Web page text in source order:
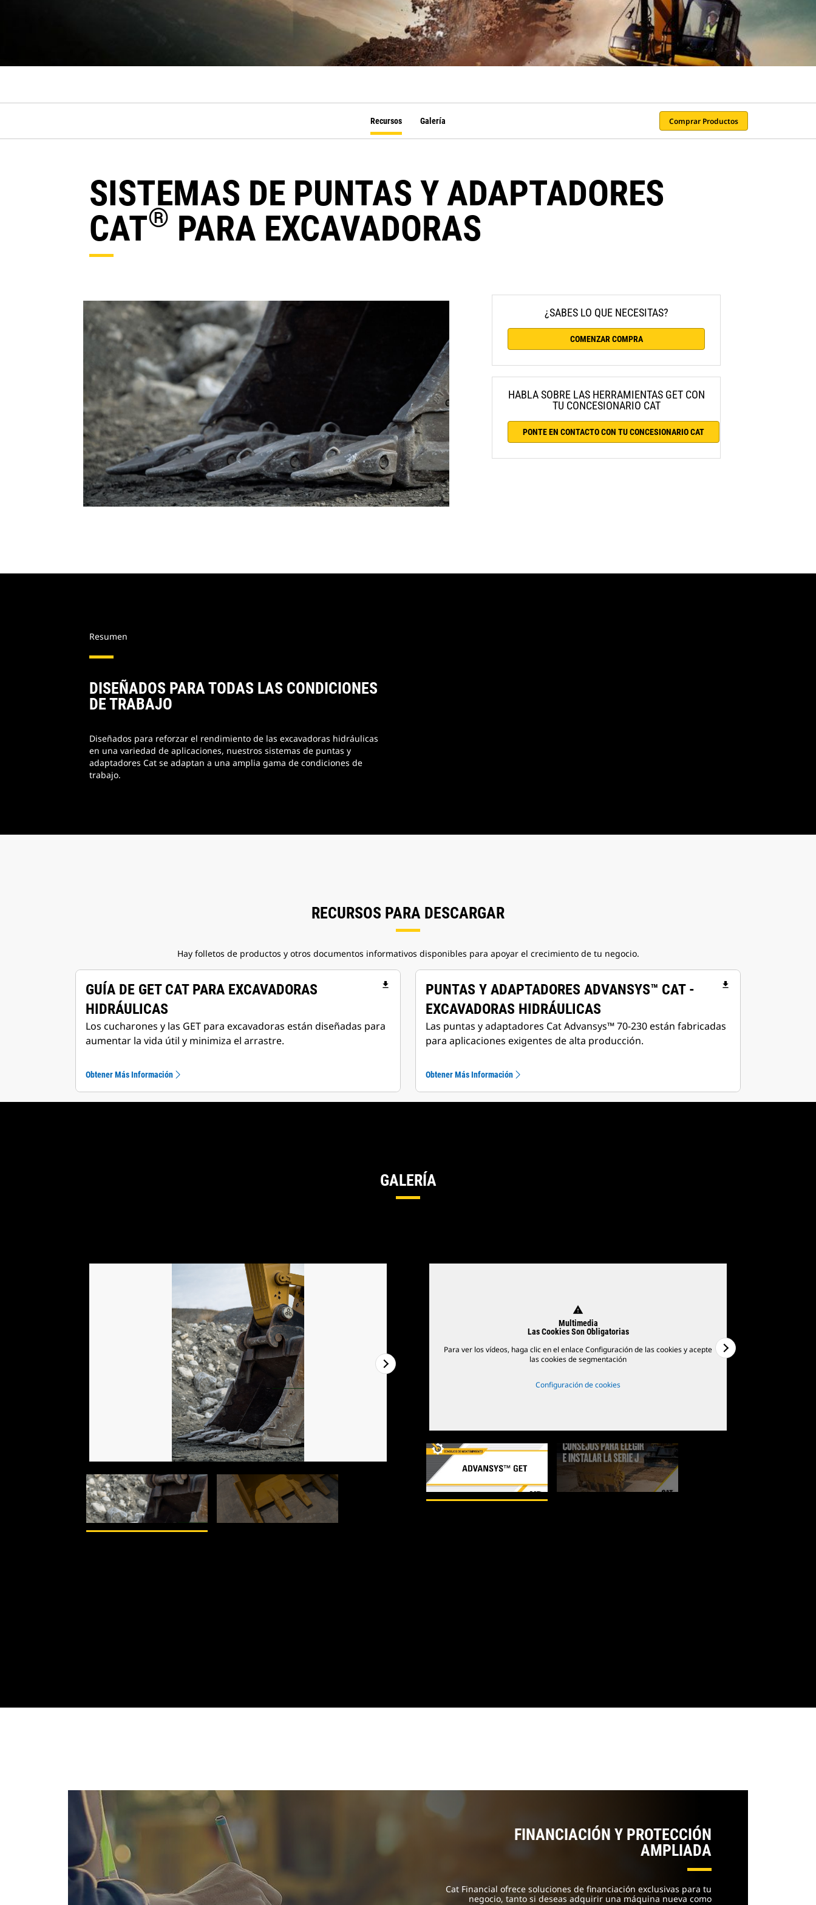
Recursos Galería Comprar Productos
SISTEMAS DE PUNTAS Y ADAPTADORES
CAT® PARA EXCAVADORAS
¿SABES LO QUE NECESITAS?
COMENZAR COMPRA
HABLA SOBRE LAS HERRAMIENTAS GET CON
TU CONCESIONARIO CAT
PONTE EN CONTACTO CON TU CONCESIONARIO CAT
Resumen
DISEÑADOS PARA TODAS LAS CONDICIONES
DE TRABAJO
Diseñados para reforzar el rendimiento de las excavadoras hidráulicas
en una variedad de aplicaciones, nuestros sistemas de puntas y
adaptadores Cat se adaptan a una amplia gama de condiciones de
trabajo.
RECURSOS PARA DESCARGAR
Hay folletos de productos y otros documentos informativos disponibles para apoyar el crecimiento de tu negocio.
GUÍA DE GET CAT PARA EXCAVADORAS
HIDRÁULICAS
file_download
Los cucharones y las GET para excavadoras están diseñadas para
aumentar la vida útil y minimiza el arrastre.
Obtener Más Información
PUNTAS Y ADAPTADORES ADVANSYS™ CAT -
EXCAVADORAS HIDRÁULICAS
file_download
Las puntas y adaptadores Cat Advansys™ 70-230 están fabricadas
para aplicaciones exigentes de alta producción.
Obtener Más Información
GALERÍA
warning
Multimedia
Las Cookies Son Obligatorias
Para ver los vídeos, haga clic en el enlace Configuración de las cookies y acepte
las cookies de segmentación
Configuración de cookies
FINANCIACIÓN Y PROTECCIÓN
AMPLIADA
Cat Financial ofrece soluciones de financiación exclusivas para tu
negocio, tanto si deseas adquirir una máquina nueva como